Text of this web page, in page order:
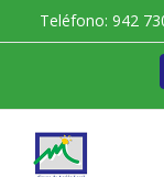
Teléfono: 942